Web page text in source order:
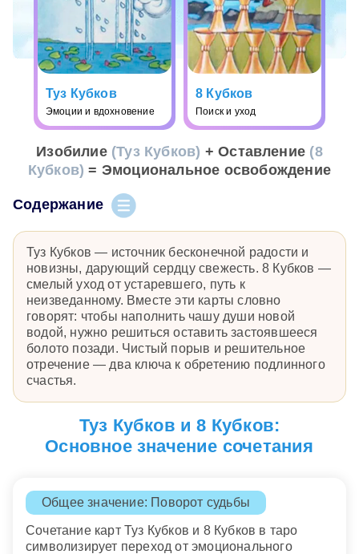
Туз Кубков
Эмоции и вдохновение
8 Кубков
Поиск и уход
Изобилие (Туз Кубков) + Оставление (8
Кубков) = Эмоциональное освобождение
Содержание
Туз Кубков — источник бесконечной радости и
новизны, дарующий сердцу свежесть. 8 Кубков —
смелый уход от устаревшего, путь к
неизведанному. Вместе эти карты словно
говорят: чтобы наполнить чашу души новой
водой, нужно решиться оставить застоявшееся
болото позади. Чистый порыв и решительное
отречение — два ключа к обретению подлинного
счастья.
Туз Кубков и 8 Кубков:
Основное значение сочетания
Общее значение: Поворот судьбы
Сочетание карт Туз Кубков и 8 Кубков в таро
символизирует переход от эмоционального